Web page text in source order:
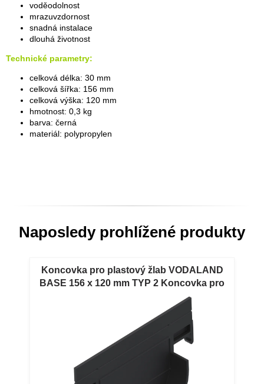
voděodolnost
mrazuvzdornost
snadná instalace
dlouhá životnost
Technické parametry:
celková délka: 30 mm
celková šířka: 156 mm
celková výška: 120 mm
hmotnost: 0,3 kg
barva: černá
materiál: polypropylen
Naposledy prohlížené produkty
Koncovka pro plastový žlab VODALAND
BASE 156 x 120 mm TYP 2 Koncovka pro
plastový žlab VODALAND BASE 156 x 120